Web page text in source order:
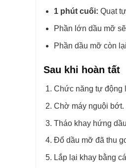
1 phút cuối: Quạt
Phần lớn dầu mỡ
Phần dầu mỡ còn
Sau khi hoàn tất
Chức năng tự động
Chờ máy nguội bớt.
Tháo khay hứng
Đổ dầu mỡ đã thu
Lắp lại khay bằng